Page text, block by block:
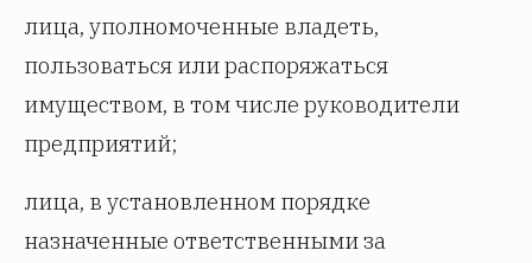
лица, уполномоченные владеть,
пользоваться или распоряжаться
имуществом, в том числе руководители
предприятий;
лица, в установленном порядке
назначенные ответственными за